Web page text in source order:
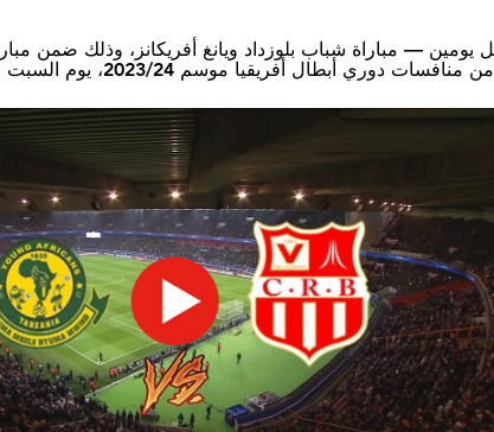
من منافسات دوري أبطال أفريقيا موسم 2023/24، يوم السبت الموافق 24 فبراير ...